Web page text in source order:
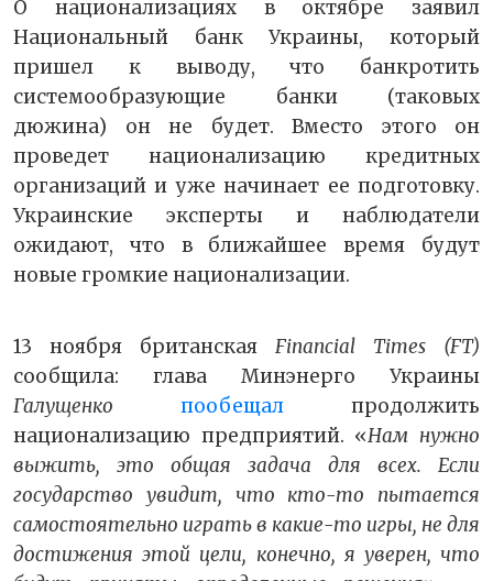
О национализациях в октябре заявил
Национальный банк Украины, который
пришел к выводу, что банкротить
системообразующие банки (таковых
дюжина) он не будет. Вместо этого он
проведет национализацию кредитных
организаций и уже начинает ее подготовку.
Украинские эксперты и наблюдатели
ожидают, что в ближайшее время будут
новые громкие национализации.
13 ноября британская Financial Times (FT)
сообщила: глава Минэнерго Украины
Галущенко
пообещал продолжить
национализацию предприятий. «Нам нужно
выжить, это общая задача для всех. Если
государство увидит, что кто-то пытается
самостоятельно играть в какие-то игры, не для
достижения этой цели, конечно, я уверен, что